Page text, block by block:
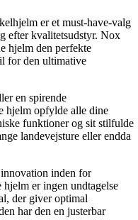
er et must-have-valg
efter kvalitetsudstyr. Nox
hjelm den perfekte
for den ultimative
en spirende
hjelm opfylde alle dine
funktioner og sit stilfulde
landevejsture eller endda
inden for
er ingen undtagelse
der giver optimal
har den en justerbar